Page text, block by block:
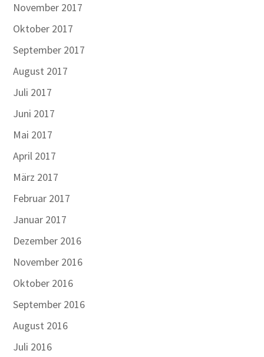
November 2017
Oktober 2017
September 2017
August 2017
Juli 2017
Juni 2017
Mai 2017
April 2017
März 2017
Februar 2017
Januar 2017
Dezember 2016
November 2016
Oktober 2016
September 2016
August 2016
Juli 2016